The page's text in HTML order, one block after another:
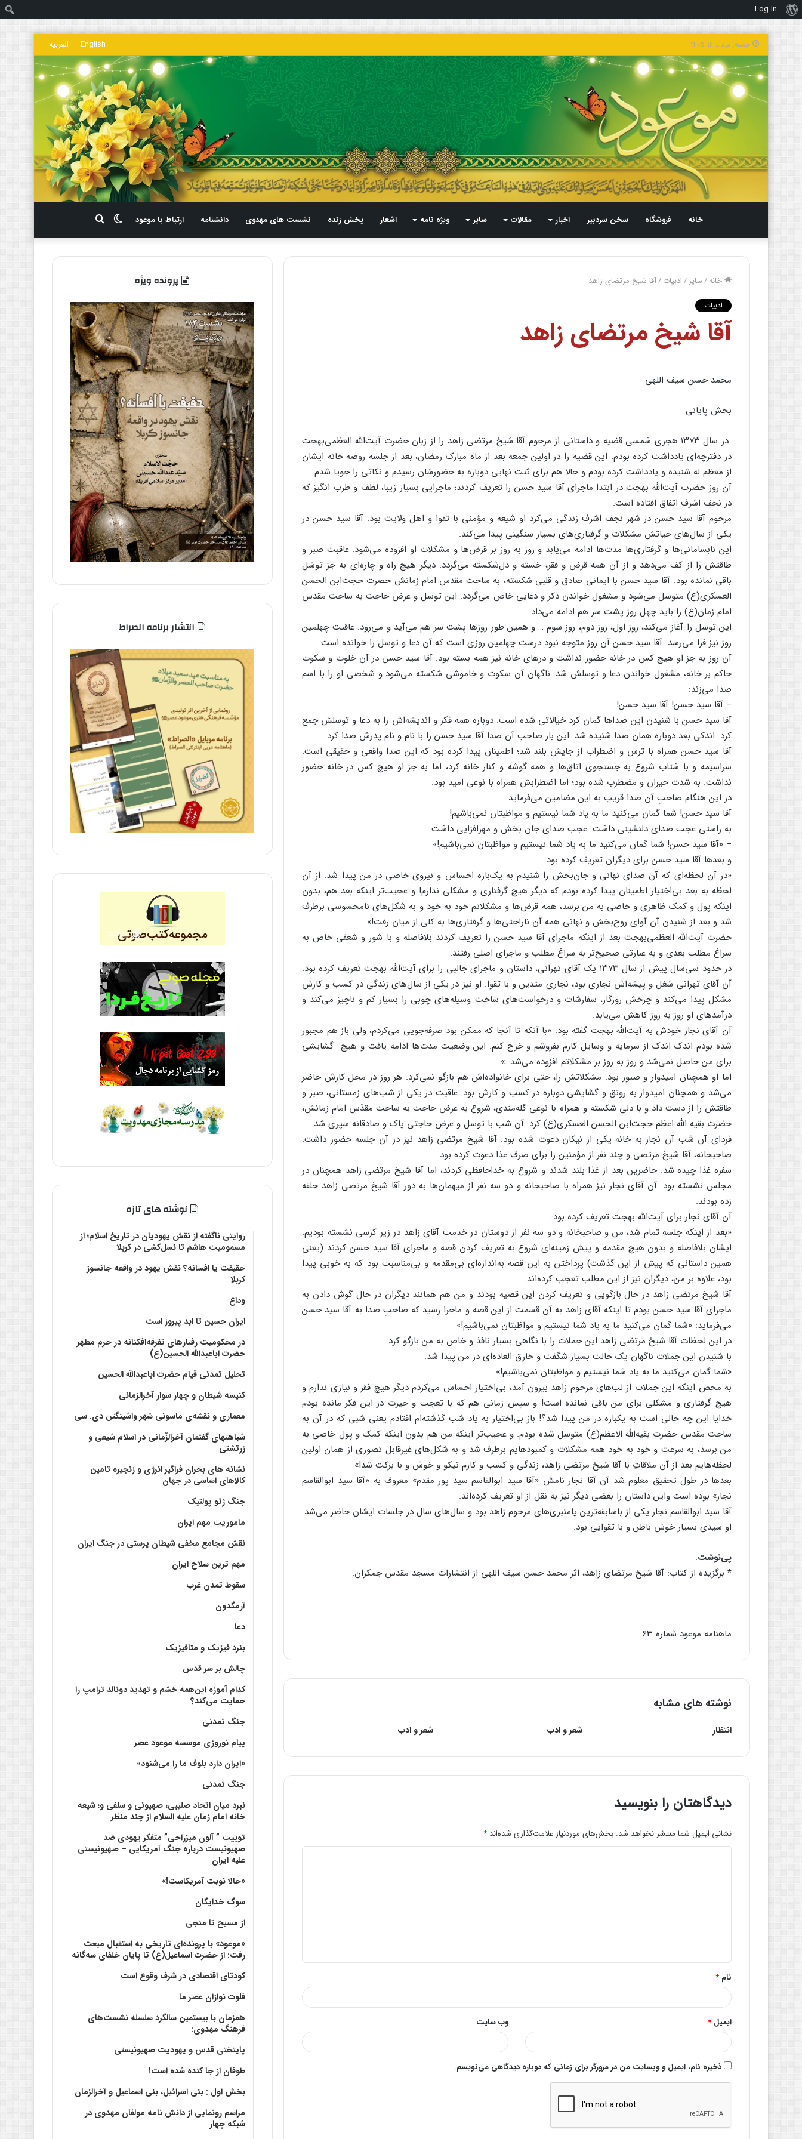
درباره
وردپرس
Log In
جمعه, مرداد ۱۶ ۱۴۰۵ English العربیه
خانه فروشگاه سخن سردبیر اخبار مقالات سایر ویژه نامه اشعار پخش زنده نشست های مهدوی دانشنامه ارتباط با موعود
برای
تغییر
پوسته
خانه/سایر /ادبیات/آقا شیخ مرتضای زاهد
ادبیات
آقا شیخ مرتضای زاهد
محمد حسن سیف اللهی
بخش پایانی
در سال ۱۳۷۳ هجری شمسی قضیه و داستانی از مرحوم آقا شیخ مرتضی زاهد را از زبان حضرت آیت‌الله العظمی‌بهجت
در دفترچه‌ای یادداشت کرده بودم. این قضیه را در اولین جمعه بعد از ماه مبارک رمضان، بعد از جلسه روضه خانه ایشان
از معظم له شنیده و یادداشت کرده بودم و حالا هم برای ثبت نهایی دوباره به حضورشان رسیدم و نکاتی را جویا شدم.
آن روز حضرت آیت‌الله بهجت در ابتدا ماجرای آقا سید حسن را تعریف کردند؛ ماجرایی بسیار زیبا، لطف و طرب انگیز که
در نجف اشرف اتفاق افتاده است.
مرحوم آقا سید حسن در شهر نجف اشرف زندگی می‌کرد او شیعه و مؤمنی با تقوا و اهل ولایت بود. آقا سید حسن در
یکی از سال‌های حیاتش مشکلات و گرفتاری‌های بسیار سنگینی پیدا می‌کند.
این نابسامانی‌ها و گرفتاری‌ها مدت‌ها ادامه می‌یابد و روز به روز بر قرض‌ها و مشکلات او افزوده می‌شود. عاقبت صبر و
طاقتش را از کف می‌دهد و از آن همه قرض و فقر، خسته و دل‌شکسته می‌گردد. دیگر هیچ راه و چاره‌ای به جز توسّل
باقی نمانده بود. آقا سید حسن با ایمانی صادق و قلبی شکسته، به ساحت مقدس امام زمانش حضرت حجت‌ابن الحسن
العسکری(ع) متوسل می‌شود و مشغول خواندن ذکر و دعایی خاص می‌گردد. این توسل و عرض حاجت به ساحت مقدس
امام زمان(ع) را باید چهل روز پشت سر هم ادامه می‌داد.
این توسل را آغاز می‌کند، روز اول، روز دوم، روز سوم … و همین طور روزها پشت سر هم می‌آید و می‌رود. عاقبت چهلمین
روز نیز فرا می‌رسد. آقا سید حسن آن روز متوجه نبود درست چهلمین روزی است که آن دعا و توسل را خوانده است.
آن روز به جز او هیچ کس در خانه حضور نداشت و درهای خانه نیز همه بسته بود. آقا سید حسن در آن خلوت و سکوت
حاکم بر خانه، مشغول خواندن دعا و توسلش شد. ناگهان آن سکوت و خاموشی شکسته می‌شود و شخصی او را با اسم
صدا می‌زند:
– آقا سید حسن! آقا سید حسن!
آقا سید حسن با شنیدن این صداها گمان کرد خیالاتی شده است. دوباره همه فکر و اندیشه‌اش را به دعا و توسلش جمع
کرد. اندکی بعد دوباره همان صدا شنیده شد. این بار صاحبِ آن صدا آقا سید حسن را با نام و نام پدرش صدا کرد.
آقا سید حسن همراه با ترس و اضطراب از جایش بلند شد؛ اطمینان پیدا کرده بود که این صدا واقعی و حقیقی است.
سراسیمه و با شتاب شروع به جستجوی اتاق‌ها و همه گوشه و کنار خانه کرد، اما به جز او هیچ کس در خانه حضور
نداشت. به شدت حیران و مضطرب شده بود؛ اما اضطرابش همراه با نوعی امید بود.
در این هنگام صاحبِ آن صدا قریب به این مضامین می‌فرماید:
آقا سید حسن! شما گمان می‌کنید ما به یاد شما نیستیم و مواظبتان نمی‌باشیم!
به راستی عجب صدای دلنشینی داشت. عجب صدای جان بخش و مهرافزایی داشت.
– «آقا سید حسن! شما گمان می‌کنید ما به یاد شما نیستیم و مواظبتان نمی‌باشیم!»
و بعدها آقا سید حسن برای دیگران تعریف کرده بود:
«در آن لحظه‌ای که آن صدای نهانی و جان‌بخش را شنیدم به یک‌باره احساس و نیروی خاصی در من پیدا شد. از آن
لحظه به بعد بی‌اختیار اطمینان پیدا کرده بودم که دیگر هیچ گرفتاری و مشکلی ندارم! و عجیب‌تر اینکه بعد هم، بدون
اینکه پول و کمک ظاهری و خاصی به من برسد، همه قرض‌ها و مشکلاتم خود به خود و به شکل‌های نامحسوسی برطرف
شد و بعد از شنیدن آن آوای روح‌بخش و نهانی همه‌ آن ناراحتی‌ها و گرفتاری‌ها به کلی از میان رفت!»
حضرت آیت‌الله‌ العظمی‌بهجت بعد از اینکه ماجرای آقا سید حسن را تعریف کردند بلافاصله و با شور و شعفی خاص به
سراغ مطلب بعدی و به عبارتی صحیح‌تر به سراغ مطلب و ماجرای اصلی رفتند.
در حدود سی‌سال پیش از سال ۱۳۷۳ یک آقای تهرانی، داستان و ماجرای جالبی را برای آیت‌الله بهجت تعریف کرده بود.
آن آقای تهرانی شغل و پیشه‌اش نجاری بود، نجاری متدین و با تقوا. او نیز در یکی از سال‌های زندگی در کسب و کارش
مشکل پیدا می‌کند و چرخش روزگار، سفارشات و درخواست‌های ساخت وسیله‌های چوبی را بسیار کم و ناچیز می‌کند و
درآمدهای او روز به روز کاهش می‌یابد.
آن آقای نجار خودش به آیت‌الله بهجت گفته بود: «با آنکه تا آنجا که ممکن بود صرفه‌جویی می‌کردم، ولی باز هم مجبور
شده بودم اندک اندک از سرمایه و وسایل کارم بفروشم و خرج کنم. این وضعیت مدت‌ها ادامه یافت و هیچ گشایشی
برای من حاصل نمی‌شد و روز به روز بر مشکلاتم افزوده می‌شد…»
اما او همچنان امیدوار و صبور بود. مشکلاتش را، حتی برای خانواده‌اش هم بازگو نمی‌کرد. هر روز در محل کارش حاضر
می‌شد و همچنان امیدوار به رونق و گشایشی دوباره در کسب و کارش بود. عاقبت در یکی از شب‌های زمستانی، صبر و
طاقتش را از دست داد و با دلی شکسته و همراه با نوعی گله‌مندی، شروع به عرض حاجت به ساحت مقدّس امام زمانش،
حضرت بقیه الله اعظم حجت‌ابن الحسن العسکری(ع) کرد. آن شب با توسل و عرض حاجتی پاک و صادقانه سپری شد.
فردای آن شب آن نجار به خانه یکی از نیکان دعوت شده بود. آقا شیخ مرتضی زاهد نیز در آن جلسه حضور داشت.
صاحبخانه، آقا شیخ مرتضی و چند نفر از مؤمنین را برای صرف غذا دعوت کرده بود.
سفره غذا چیده شد. حاضرین بعد از غذا بلند شدند و شروع به خداحافظی کردند، اما آقا شیخ مرتضی زاهد همچنان در
مجلس نشسته بود. آن آقای نجار نیز همراه با صاحبخانه و دو سه نفر از میهمان‌ها به دور آقا شیخ مرتضی زاهد حلقه
زده بودند.
آن آقای نجار برای آیت‌الله بهجت تعریف کرده بود:
«بعد از اینکه جلسه تمام شد، من و صاحبخانه و دو سه نفر از دوستان در خدمت آقای زاهد در زیر کرسی نشسته بودیم.
ایشان بلافاصله و بدون هیچ مقدمه و پیش زمینه‌ای شروع به تعریف کردن قصه و ماجرای آقا سید حسن کردند (یعنی
همین داستانی که پیش از این گذشت) پرداختن به این قصه به‌اندازه‌ای بی‌مقدمه و بی‌مناسبت بود که به خوبی پیدا
بود، علاوه بر من، دیگران نیز از این مطلب تعجب کرده‌اند.
آقا شیخ مرتضی زاهد در حال بازگویی و تعریف کردن این قضیه بودند و من هم همانند دیگران در حال گوش دادن به
ماجرای آقا سید حسن بودم تا اینکه آقای زاهد به آن قسمت از این قصه و ماجرا رسید که صاحبِ صدا به آقا سید حسن
می‌فرماید: «شما گمان می‌کنید ما به یاد شما نیستیم و مواظبتان نمی‌باشیم!»
در این لحظات آقا شیخ مرتضی زاهد این جملات را با نگاهی بسیار نافذ و خاص به من بازگو کرد.
با شنیدن این جملات ناگهان یک حالت بسیار شگفت و خارق العاده‌ای در من پیدا شد.
«شما گمان می‌کنید ما به یاد شما نیستیم و مواظبتان نمی‌باشیم!»
به محض اینکه این جملات از لب‌های مرحوم زاهد بیرون آمد، بی‌اختیار احساس می‌کردم دیگر هیچ فقر و نیازی ندارم و
هیچ گرفتاری و مشکلی برای من باقی نمانده است! و سپس زمانی هم که با تعجب و حیرت در این فکر مانده بودم
خدایا این چه حالی است به یکباره در من پیدا شد؟! باز بی‌اختیار به یاد شب گذشته‌ام افتادم یعنی شبی که در آن به
ساحت مقدس حضرت بقیه‌الله الاعظم(ع) متوسل شده بودم. و عجیب‌تر اینکه من هم بدون اینکه کمک و پول خاصی به
من برسد، به سرعت و خود به خود همه مشکلات و کمبودهایم برطرف شد و به شکل‌های غیرقابل تصوری از همان اولین
لحظه‌‌هایم بعد از آن ملاقاتِ با آقا شیخ مرتضی زاهد، زندگی و کسب و کارم نیکو و خوش و با برکت شد!»
بعدها در طول تحقیق معلوم شد آن آقا نجار نامش «آقا سید ابوالقاسم سید پور مقدم» معروف به «آقا سید ابوالقاسم
نجار» بوده است واین داستان را بعضی دیگر نیز به نقل از او تعریف کرده‌اند.
آقا سید ابوالقاسم نجار یکی از باسابقه‌ترین پامنبر‌ی‌های مرحوم زاهد بود و سال‌های سال در جلسات ایشان حاضر می‌شد.
او سیدی بسیار خوش باطن و با تقوایی بود.
پی‌نوشت:
* برگزیده از کتاب: آقا شیخ مرتضای زاهد، اثر محمد حسن سیف اللهی از انتشارات مسجد مقدس جمکران.
ماهنامه موعود شماره ۶۳
نوشته های مشابه
انتظار شعر و ادب شعر و ادب
دیدگاهتان را بنویسید
نشانی ایمیل شما منتشر نخواهد شد. بخش‌های موردنیاز علامت‌گذاری شده‌اند *
*
نام *
ایمیل * وب‌ سایت
ذخیره نام، ایمیل و وبسایت من در مرورگر برای زمانی که دوباره دیدگاهی می‌نویسم.
پرونده ویژه
انتشار برنامه الصراط
نوشته های تازه
روایتی ناگفته از نقش یهودیان در تاریخ اسلام؛ از
مسمومیت هاشم تا نسل‌کشی در کربلا
حقیقت یا افسانه؟‌ نقش یهود در واقعه جانسوز
کربلا
وداع
ایران حسین تا ابد پیروز است
در محکومیت رفتارهای تفرقه‌افکنانه در حرم مطهر
حضرت اباعبدالله الحسین(ع)
تحلیل تمدنی قیام حضرت اباعبدالله الحسین
کنیسه شیطان و چهار سوار آخرالزمانی
معماری و نقشه‌ی ماسونی شهر واشينگتن دی. سی
شباهتهای گفتمان آخر‌الزّمانی در اسلام شیعی و
زرتشتی
نشانه های بحران فراگیر انرژی و زنجیره تامین
کالاهای اساسی در جهان
جنگ ژئو پولتیک
ماموریت مهم ایران
نقش مجامع مخفی شیطان پرستی در جنگ ایران
مهم ترین سلاح ایران
سقوط تمدن غرب
آرمگدون
دعا
بنرد فیزیک و متافیزیک
چالش بر سر قدس
کدام آموزه این‌همه خشم و تهدید دونالد ترامپ را
حمایت می‌کند؟
جنگ تمدنی
پیام نوروزی موسسه موعود عصر
«ایران دارد بلوف ما را می‌شنود»
جنگ تمدنی
نبرد میان اتحاد صلیبی، صهیونی و سلفی و؛ شیعه
خانه امام زمان علیه السلام از چند منظر
توییت ” آلون میزراحی” متفکر یهودی ضد
صهیونیست درباره جنگ آمریکایی – صهیونیستی
علیه ایران
«حالا نوبت آمریکاست!»
سوگ خدایگان
از مسیح تا منجی
«موعود» با پرونده‌ای تاریخی به استقبال مبعث
رفت: از حضرت اسماعیل(ع) تا پایان خلفای سه‌گانه
کودتای اقتصادی در شرف وقوع است
فلوت نوازان عصر ما
همزمان با بیستمین سالگرد سلسله نشست‌های
فرهنگ مهدوی:‌
پایتختی قدس و یهودیت صهیونیستی
طوفان از جا کنده شده است!
بخش اول : بنی اسرائیل، بنی اسماعیل و آخرالزمان
مراسم رونمایی از دانش نامه مولفان مهدوی در
شبکه چهار